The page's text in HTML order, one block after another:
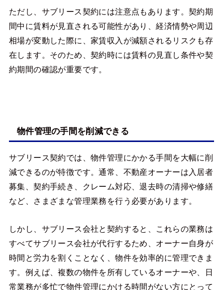
ただし、サブリース契約には注意点もあります。契約期
間中に賃料が見直される可能性があり、経済情勢や周辺
相場が変動した際に、家賃収入が減額されるリスクも存
在します。そのため、契約時には賃料の見直し条件や契
約期間の確認が重要です。
物件管理の手間を削減できる
サブリース契約では、物件管理にかかる手間を大幅に削
減できるのが特徴です。通常、不動産オーナーは入居者
募集、契約手続き、クレーム対応、退去時の清掃や修繕
など、さまざまな管理業務を行う必要があります。
しかし、サブリース会社と契約すると、これらの業務は
すべてサブリース会社が代行するため、オーナー自身が
時間と労力を割くことなく、物件を効率的に管理できま
す。例えば、複数の物件を所有しているオーナーや、日
常業務が多忙で物件管理にかける時間がない方にとって